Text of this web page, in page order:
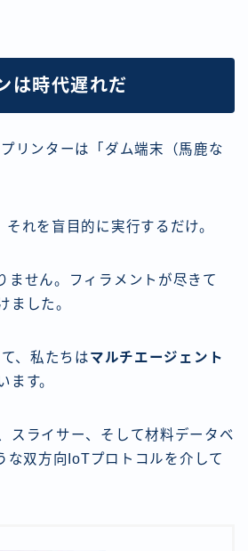
は時代遅れだ
リンターは「ダム端末（馬鹿な
れを盲目的に実行するだけ。
ません。フィラメントが尽きて
ました。
、私たちはマルチエージェント
ます。
スライサー、そして材料データベ
な双方向IoTプロトコルを介して